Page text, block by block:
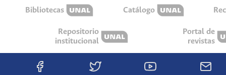
Bibliotecas Catálogo
Repositorio
institucional
Portal de
revistas